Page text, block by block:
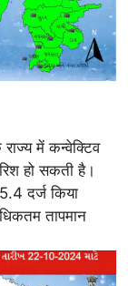
में कन्वेक्टिव
हो सकती है।
दर्ज किया
तापमान